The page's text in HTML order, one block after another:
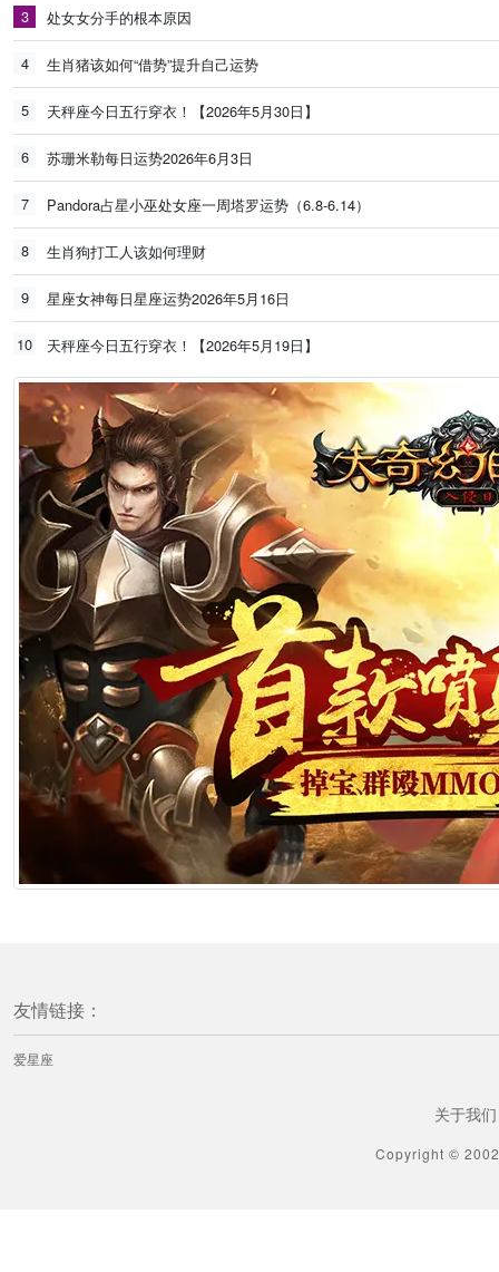
3 处女女分手的根本原因
4 生肖猪该如何“借势”提升自己运势
5 天秤座今日五行穿衣！【2026年5月30日】
6 苏珊米勒每日运势2026年6月3日
7 Pandora占星小巫处女座一周塔罗运势（6.8-6.14）
8 生肖狗打工人该如何理财
9 星座女神每日星座运势2026年5月16日
10 天秤座今日五行穿衣！【2026年5月19日】
友情链接：
爱星座
关于我们
Copyright ©